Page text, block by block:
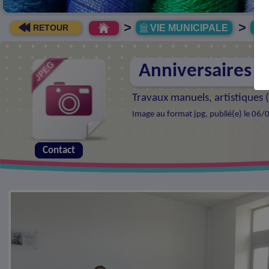
RETOUR > VIE MUNICIPALE >
Anniversaires
Travaux manuels, artistiques (
Image au format jpg, publié(e) le
Contact